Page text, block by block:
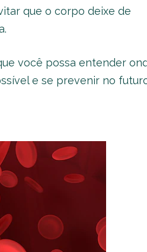
que o corpo deixe de
você possa entender
e se prevenir no